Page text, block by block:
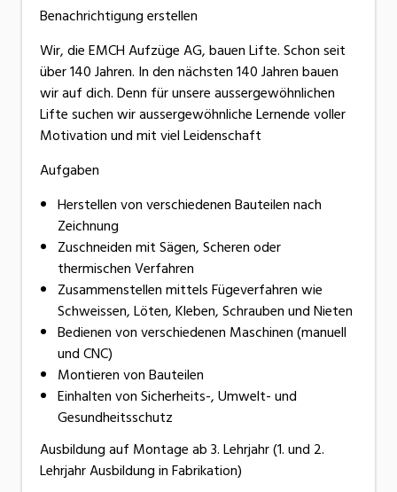
Benachrichtigung erstellen
Wir, die EMCH Aufzüge AG, bauen Lifte. Schon seit
über 140 Jahren. In den nächsten 140 Jahren bauen
wir auf dich. Denn für unsere aussergewöhnlichen
Lifte suchen wir aussergewöhnliche Lernende voller
Motivation und mit viel Leidenschaft
Aufgaben
Herstellen von verschiedenen Bauteilen nach
Zeichnung
Zuschneiden mit Sägen, Scheren oder
thermischen Verfahren
Zusammenstellen mittels Fügeverfahren wie
Schweissen, Löten, Kleben, Schrauben und Nieten
Bedienen von verschiedenen Maschinen (manuell
und CNC)
Montieren von Bauteilen
Einhalten von Sicherheits-, Umwelt- und
Gesundheitsschutz
Ausbildung auf Montage ab 3. Lehrjahr (1. und 2.
Lehrjahr Ausbildung in Fabrikation)